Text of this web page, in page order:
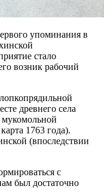
упоминания в
стало
возник рабочий
древнего села
1763 года).
(впос­ледствии
с
был достаточно